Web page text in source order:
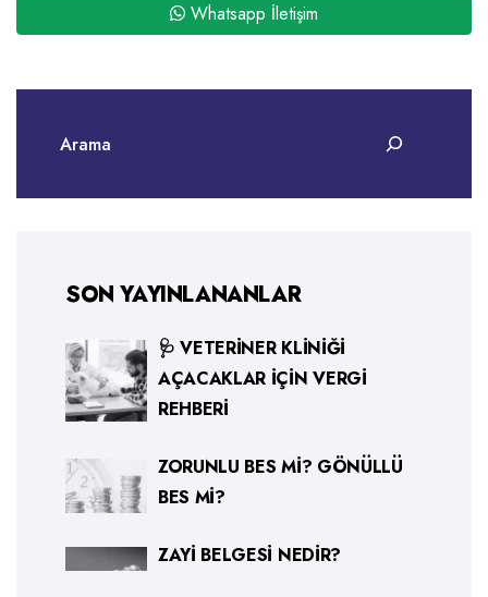
Whatsapp İletişim
SON YAYINLANANLAR
🩺 VETERINER KLINIĞI
AÇACAKLAR İÇIN VERGI
REHBERI
ZORUNLU BES MI? GÖNÜLLÜ
BES MI?
ZAYI BELGESI NEDIR?